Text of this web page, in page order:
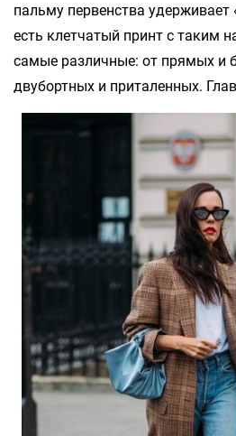
пальму первенства удерживает
есть клетчатый принт с таким
самые различные: от прямых и
двубортных и приталенных.